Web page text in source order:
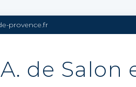
provence.fr
de Salon